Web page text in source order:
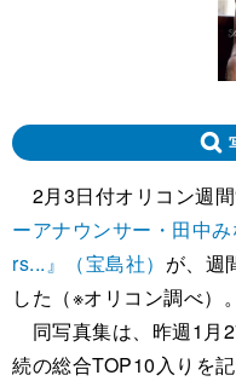
2月3日付オリコン週間
ーアナウンサー・田中
rs...』（宝島社） が、週
した（※オリコン調べ）。
同写真集は、昨週1月
続の総合TOP10入りを